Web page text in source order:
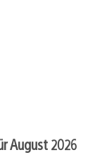
August 2026